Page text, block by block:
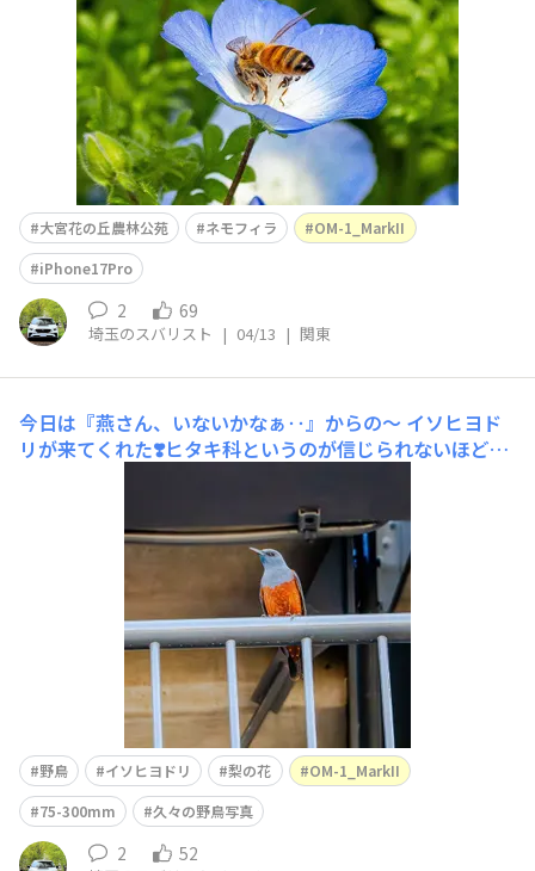
大宮花の丘農林公苑 ネモフィラ
OM-1_MarkII
iPhone17Pro
2 69
埼玉のスバリスト | 04/13 | 関東
今日は『燕さん、いないかなぁ‥』からの〜 イソヒヨド
リが来てくれた❣️​ヒタキ科というのが信じられないほどの
飛び去りまた近くに舞い戻る。まさかこんな所に巣作ろう
としてる？翼が美しい😍結局、燕は撮れなかった😅諦め
て梨畑の写真を少し撮ってから帰って来たら、イソヒヨド
リの美しい囀りが聞こえてきて
野鳥 イソヒヨドリ 梨の花
OM-1_MarkII
75-300mm
久々の野鳥写真
2 52